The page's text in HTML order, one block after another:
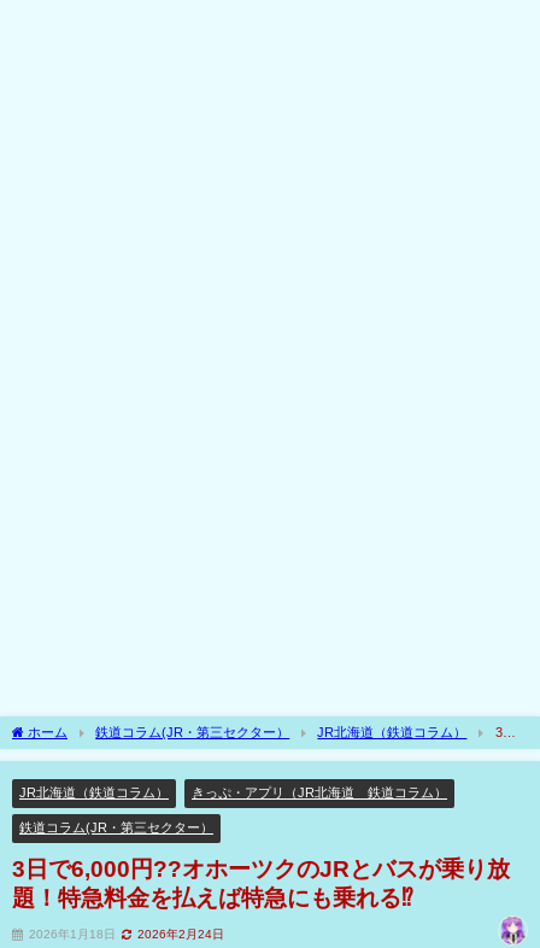
ホーム 鉄道コラム(JR・第三セクター） JR北海道（鉄道コラム）
3日
で6,000円??オホーツクのJRとバスが乗り放題！特急料金を払えば特急にも乗れる⁉
JR北海道（鉄道コラム） きっぷ・アプリ（JR北海道 鉄道コラム）
鉄道コラム(JR・第三セクター）
3日で6,000円??オホーツクのJRとバスが乗り放
題！特急料金を払えば特急にも乗れる⁉
2026年1月18日 2026年2月24日